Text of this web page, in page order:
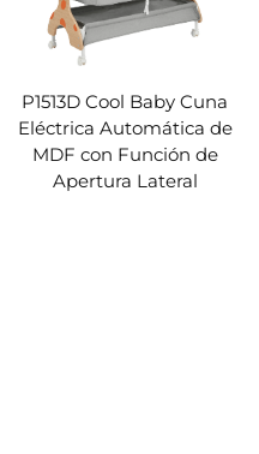
P1513D Cool Baby Cuna
Eléctrica Automática de
MDF con Función de
Apertura Lateral